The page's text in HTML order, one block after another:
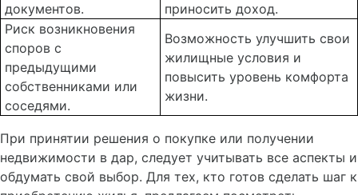
документов.
приносить доход.
Риск возникновения
споров с
предыдущими
собственниками или
соседями.
Возможность улучшить свои
жилищные условия и
повысить уровень комфорта
жизни.
При принятии решения о покупке или получении
недвижимости в дар, следует учитывать все аспекты и
обдумать свой выбор. Для тех, кто готов сделать шаг к